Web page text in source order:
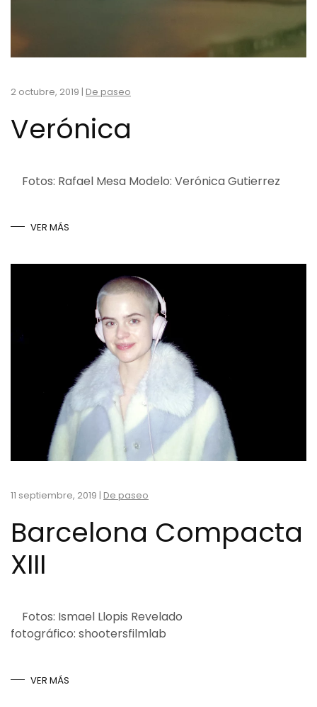
2 octubre, 2019 | De paseo
Verónica
Fotos: Rafael Mesa Modelo: Verónica Gutierrez
VER MÁS
11 septiembre, 2019 | De paseo
Barcelona Compacta
XIII
Fotos: Ismael Llopis Revelado
fotográfico: shootersfilmlab
VER MÁS